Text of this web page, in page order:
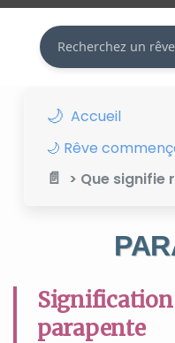
Rechercher
Accueil
🌙 Rêve
> Que signifie
Signification
parapente